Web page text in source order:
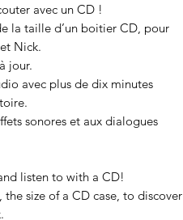
avec un CD !
la taille d’un boitier CD, pour
Nick.
jour.
avec plus de dix minutes
sonores et aux dialogues
listen to with a CD!
size of a CD case, to discover